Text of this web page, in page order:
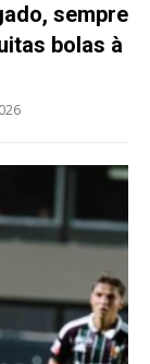
sempre
bolas à